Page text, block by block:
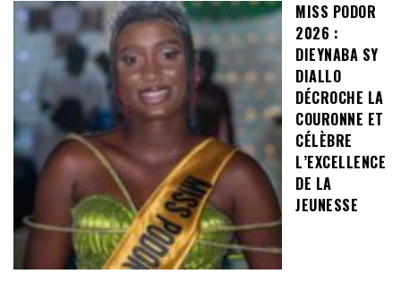
MISS PODOR
2026 :
DIEYNABA SY
DIALLO
DÉCROCHE LA
COURONNE ET
CÉLÈBRE
L’EXCELLENCE
DE LA
JEUNESSE